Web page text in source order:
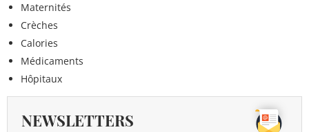
Maternités
Crèches
Calories
Médicaments
Hôpitaux
NEWSLETTERS